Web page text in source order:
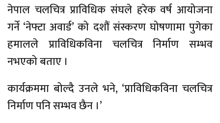
नेपाल चलचित्र प्राविधिक संघले हरेक वर्ष आयोजना
गर्ने ‘नेफ्टा अवार्ड’ को दशौं संस्करण घोषणामा पुगेका
हमालले प्राविधिकविना चलचित्र निर्माण सम्भव
नभएको बताए ।
कार्यक्रममा बोल्दै उनले भने, ‘प्राविधिकविना चलचित्र
निर्माण पनि सम्भव छैन ।’